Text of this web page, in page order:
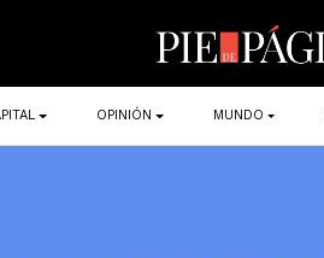
OPINIÓN MUNDO